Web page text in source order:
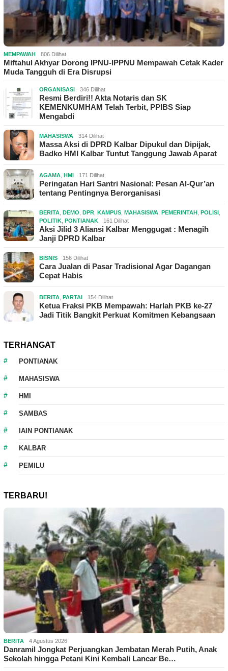
MEMPAWAH 806 Dilihat
Miftahul Akhyar Dorong IPNU-IPPNU Mempawah Cetak Kader
Muda Tangguh di Era Disrupsi
ORGANISASI 346 Dilihat
Resmi Berdiri!! Akta Notaris dan SK
KEMENKUMHAM Telah Terbit, PPIBS Siap
Mengabdi
MAHASISWA 314 Dilihat
Massa Aksi di DPRD Kalbar Dipukul dan Dipijak,
Badko HMI Kalbar Tuntut Tanggung Jawab Aparat
AGAMA HMI 171 Dilihat
Peringatan Hari Santri Nasional: Pesan Al-Qur’an
tentang Pentingnya Berorganisasi
BERITA DEMO DPR KAMPUS MAHASISWA PEMERINTAH POLISI
POLITIK PONTIANAK 161 Dilihat
Aksi Jilid 3 Aliansi Kalbar Menggugat : Menagih
Janji DPRD Kalbar
BISNIS 156 Dilihat
Cara Jualan di Pasar Tradisional Agar Dagangan
Cepat Habis
BERITA PARTAI 154 Dilihat
Ketua Fraksi PKB Mempawah: Harlah PKB ke-27
Jadi Titik Bangkit Perkuat Komitmen Kebangsaan
TERHANGAT
PONTIANAK
MAHASISWA
HMI
SAMBAS
IAIN PONTIANAK
KALBAR
PEMILU
TERBARU!
BERITA 4 Agustus 2026
Danramil Jongkat Perjuangkan Jembatan Merah Putih, Anak
Sekolah hingga Petani Kini Kembali Lancar Be…